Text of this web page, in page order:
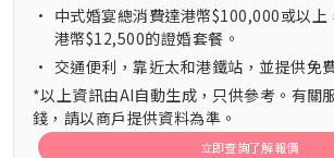
• 中式婚宴總消費達港幣$100,000或以上
港幣$12,500的證婚套餐。
• 交通便利，靠近太和港鐵站，並提供免
*以上資訊由AI自動生成，只供參考。有關
錢，請以商戶提供資料為準。
立即查詢了解報價